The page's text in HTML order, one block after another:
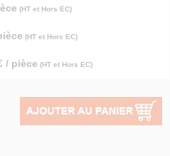
(HT et Hors EC)
(HT et Hors EC)
/ pièce (HT et Hors EC)